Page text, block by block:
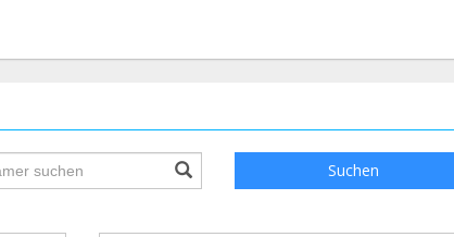
Suchen